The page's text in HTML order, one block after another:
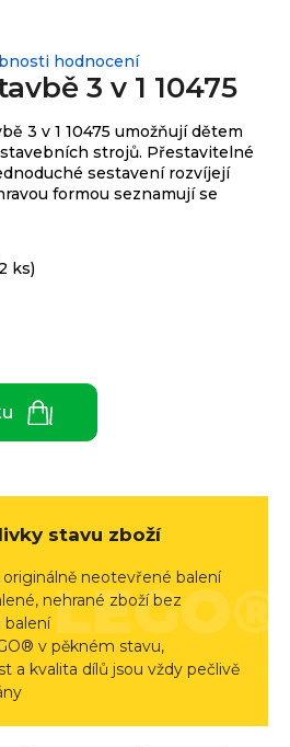
hodnocení
3 v 1 10475
3 v 1 10475 umožňují dětem
strojů. Přestavitelné
sestavení rozvíjejí
formou seznamují se
ks)
stavu zboží
originálně neotevřené balení
nehrané zboží bez
balení
v pěkném stavu,
a kvalita dílů jsou vždy pečlivě